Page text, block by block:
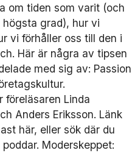
om tiden som varit (och
grad), hur vi
vi förhåller oss till den i
Här är några av tipsen
med sig av: Passion
föreläsaren Linda
Anders Eriksson. Länk
här, eller sök där du
Moderskeppet:
ö
r
a
tt
h
e
m
si
d
a
n